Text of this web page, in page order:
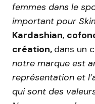
femmes dans le
important pour
Kardashian,
création, dans un
notre marque est
représentation et
qui sont des